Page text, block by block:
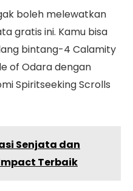
boleh melewatkan
gratis ini. Kamu bisa
bintang-4 Calamity
of Odara dengan
Spiritseeking Scrolls
Senjata dan
Terbaik